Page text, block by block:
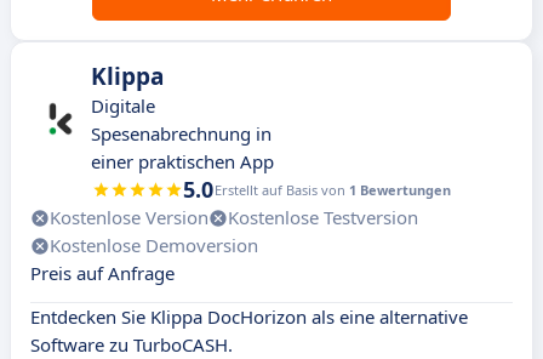
Klippa
Digitale
Spesenabrechnung in
einer praktischen App
5.0Erstellt auf Basis von 1 Bewertungen
Kostenlose Version
Kostenlose Testversion
Kostenlose Demoversion
Preis auf Anfrage
Entdecken Sie Klippa DocHorizon als eine alternative
Software zu TurboCASH.